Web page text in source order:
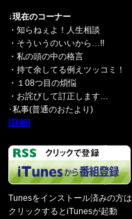
↓現在のコーナー
・知らねぇよ！人生相談
・そういうのいいから…!!
・私の頭の中の格言
・持て余してる例えツッコミ！
・１08つ目の煩悩
・お詫びして訂正します…
･私事(普通のおたより)
[詳細]
Tunesをインストール済みの方は
クリックするとiTunesが起動